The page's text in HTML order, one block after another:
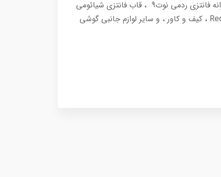
خرید انواع قاب و کاور و لوازم جانبی Xiaomi Redmi Note 9 شامل انواع قاب سیلیکونیRedmi Note 9 ، قاب دخترانه فانتزی ردمی نوت9 ، قاب فانتزی شیائومی
ردمی نوت 9 ، ژله ای ، باتری اصلی Xiaomi Redmi Note 9 ، کابل و شارژر اصلی ، گلس و محافظ صفحه Redmi Note 9 ، کیف و کاور ، و سایر لوازم جانبی گوشی